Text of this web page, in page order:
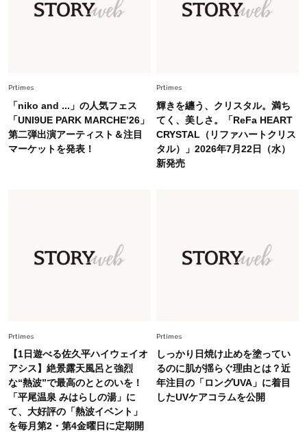
幸福感”に目が向いた」ライフスタイルも、服も
Fashion 2026.5.29
40代の夏通勤はこれ１着！「きちんと感」も
「オシャレ」も整うトレンドトップス〈4選〉
Fashion 2026.5.29
オシャレ40代の【ワンピ＆オールインワン】最
旬着こなし3選。地味見え回避のコツは「バッグ
選び」！
Fashion 2026.7.9
スタイリストが本気で推す！40代がほどよく華
Prtimes
「niko and ...」の人気フェス
「UNI9UE PARK MARCHE’26」
第二弾出演アーティスト＆注目
マーケットを発表！
Prtimes
輝きを纏う、クリスタル。満ち
てく、美しさ。「ReFa HEART
CRYSTAL（リファハートクリス
タル）」2026年7月22日（水）
新発売
Prtimes
【1日遊べる佐久平ハイウェイオ
アシス】絶景露天風呂と強烈
な“熱波”で最高のととのいを！
「平尾温泉 みはらしの湯」に
て、大好評の「熱波イベント」
を毎月第2・第4金曜日に定期開
Prtimes
しっかり日焼け止めを塗ってい
るのに肌が揺らぐ理由とは？近
年注目の「ロングUVA」に着目
したUVケアコラムを公開